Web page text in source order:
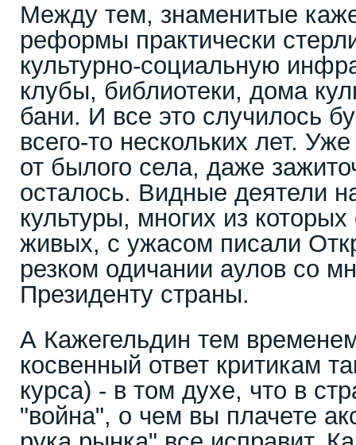
Между тем, знаменитые
реформы практически
культурно-социальную
клубы, библиотеки, дома
бани. И все это случилось
всего-то нескольких лет.
от былого села, даже
осталось. Видные деятели
культуры, многих из
живых, с ужасом писали
резком одичании аулов со
Президенту страны.
А Кажегельдин тем
косвенный ответ критикам
курса) - в том духе, что в
"война", о чем вы плачете